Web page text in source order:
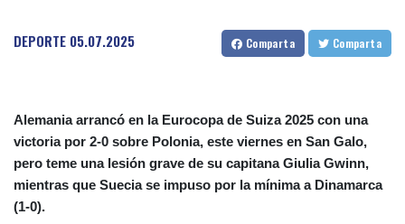
CUC 1.156136
CUP 30.637594
DJF 205.267449
DKK 7.477932
DOP 67.289164
DZD 152.967099
DEPORTE 05.07.2025 Comparta Comparta
Alemania arrancó en la Eurocopa de Suiza 2025 con una
victoria por 2-0 sobre Polonia, este viernes en San Galo,
pero teme una lesión grave de su capitana Giulia Gwinn,
mientras que Suecia se impuso por la mínima a Dinamarca
(1-0).